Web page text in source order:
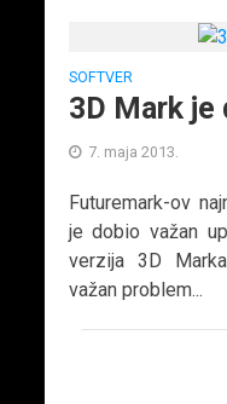
SOFTVER
3D Mark je
7. maja 2013.
Futuremark-ov
je dobio važan
verzija 3D
važan problem...